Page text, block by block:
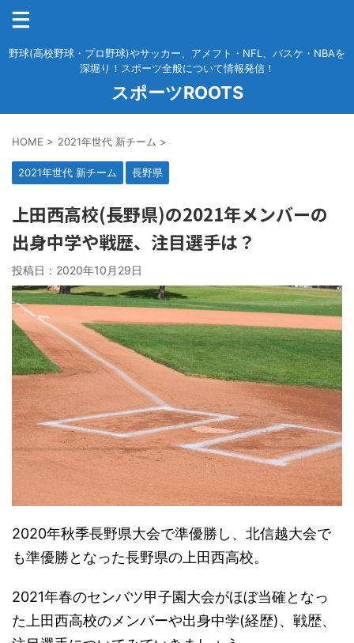
野球(高校野球・プロ野球)やサッカー、アメフト・NFL、バスケ・NBAを
深堀り！スポーツ全般について情報発信！
スポーツROOTS
HOME > 2021年世代 新チーム >
2021年世代 新チーム 長野県
上田西高校(長野県)の2021年メンバーの
出身中学や戦歴、注目選手は？
投稿日： 2020年10月29日
2020年秋季長野県大会で準優勝し、北信越大会で
も準優勝となった長野県の上田西高校。
2021年春のセンバツ甲子園大会がほぼ当確となっ
た上田西高校のメンバーや出身中学(経歴)、戦歴、